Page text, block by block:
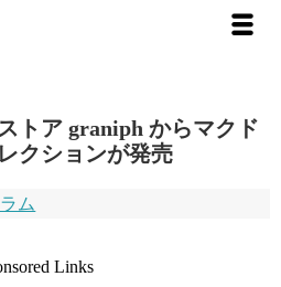
トア graniph からマクド
クションが発売
ム
Links